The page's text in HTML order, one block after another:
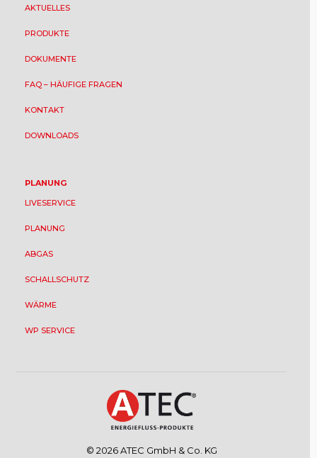
AKTUELLES
PRODUKTE
DOKUMENTE
FAQ – HÄUFIGE FRAGEN
KONTAKT
DOWNLOADS
PLANUNG
LIVESERVICE
PLANUNG
ABGAS
SCHALLSCHUTZ
WÄRME
WP SERVICE
© 2026 ATEC GmbH & Co. KG